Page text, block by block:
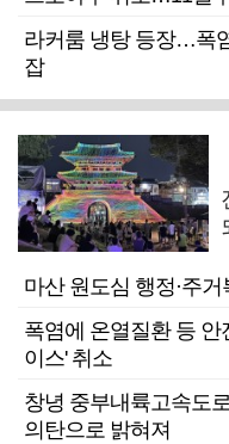
라커룸 냉탕 등장…폭
잡
마산 원도심 행정·주
폭염에 온열질환 등
이스' 취소
창녕 중부내륙고속도
의탄으로 밝혀져